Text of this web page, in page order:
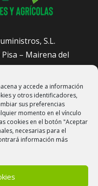
y accede a información
y otros identificadores,
sus preferencias
momento en el vínculo
cookies en el botón "Aceptar
necesarias para el
información más
S.L.
– Mairena del